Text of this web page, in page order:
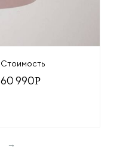
Стоимость
60 990Р
→